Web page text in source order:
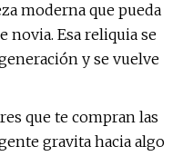
moderna que pueda
novia. Esa reliquia se
y se vuelve
que te compran las
gravita hacia algo